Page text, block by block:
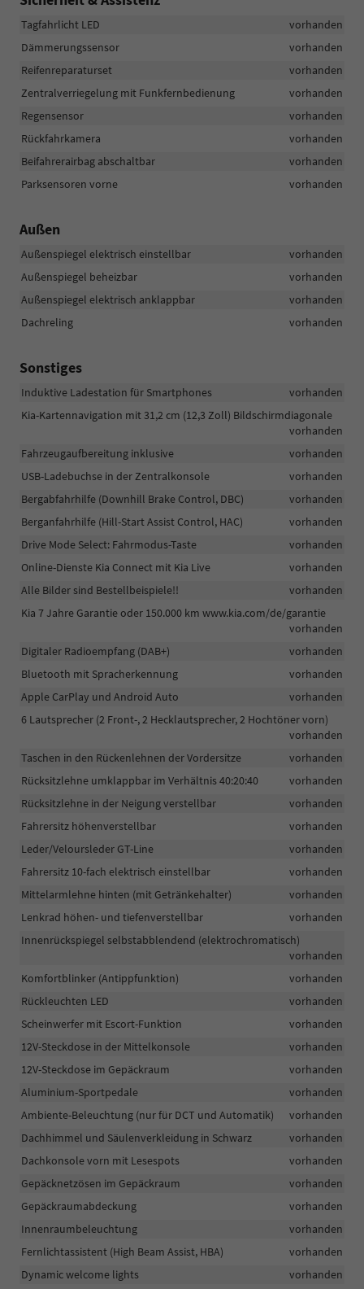
Tagfahrlicht LED
vorhanden
Dämmerungssensor
vorhanden
Reifenreparaturset
vorhanden
Zentralverriegelung mit Funkfernbedienung
vorhanden
Regensensor
vorhanden
Rückfahrkamera
vorhanden
Beifahrerairbag abschaltbar
vorhanden
Parksensoren vorne
vorhanden
Außen
Außenspiegel elektrisch einstellbar
vorhanden
Außenspiegel beheizbar
vorhanden
Außenspiegel elektrisch anklappbar
vorhanden
Dachreling
vorhanden
Sonstiges
Induktive Ladestation für Smartphones
vorhanden
Kia-Kartennavigation mit 31,2 cm (12,3 Zoll) Bildschirmdiagonale
vorhanden
Fahrzeugaufbereitung inklusive
vorhanden
USB-Ladebuchse in der Zentralkonsole
vorhanden
Bergabfahrhilfe (Downhill Brake Control, DBC)
vorhanden
Berganfahrhilfe (Hill-Start Assist Control, HAC)
vorhanden
Drive Mode Select: Fahrmodus-Taste
vorhanden
Online-Dienste Kia Connect mit Kia Live
vorhanden
Alle Bilder sind Bestellbeispiele!!
vorhanden
Kia 7 Jahre Garantie oder 150.000 km www.kia.com/de/garantie
vorhanden
Digitaler Radioempfang (DAB+)
vorhanden
Bluetooth mit Spracherkennung
vorhanden
Apple CarPlay und Android Auto
vorhanden
6 Lautsprecher (2 Front-, 2 Hecklautsprecher, 2 Hochtöner vorn)
vorhanden
Taschen in den Rückenlehnen der Vordersitze
vorhanden
Rücksitzlehne umklappbar im Verhältnis 40:20:40
vorhanden
Rücksitzlehne in der Neigung verstellbar
vorhanden
Fahrersitz höhenverstellbar
vorhanden
Leder/Veloursleder GT-Line
vorhanden
Fahrersitz 10-fach elektrisch einstellbar
vorhanden
Mittelarmlehne hinten (mit Getränkehalter)
vorhanden
Lenkrad höhen- und tiefenverstellbar
vorhanden
Innenrückspiegel selbstabblendend (elektrochromatisch)
vorhanden
Komfortblinker (Antippfunktion)
vorhanden
Rückleuchten LED
vorhanden
Scheinwerfer mit Escort-Funktion
vorhanden
12V-Steckdose in der Mittelkonsole
vorhanden
12V-Steckdose im Gepäckraum
vorhanden
Aluminium-Sportpedale
vorhanden
Ambiente-Beleuchtung (nur für DCT und Automatik)
vorhanden
Dachhimmel und Säulenverkleidung in Schwarz
vorhanden
Dachkonsole vorn mit Lesespots
vorhanden
Gepäcknetzösen im Gepäckraum
vorhanden
Gepäckraumabdeckung
vorhanden
Innenraumbeleuchtung
vorhanden
Fernlichtassistent (High Beam Assist, HBA)
vorhanden
Dynamic welcome lights
vorhanden